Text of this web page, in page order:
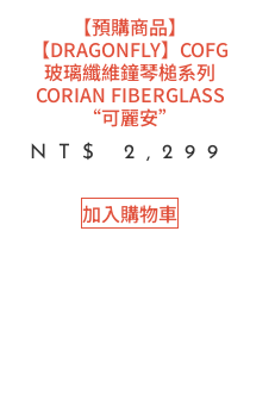
【預購商品】
【DRAGONFLY】COFG
玻璃纖維鐘琴槌系列
CORIAN FIBERGLASS
“可麗安”
NT$ 2,299
加入購物車